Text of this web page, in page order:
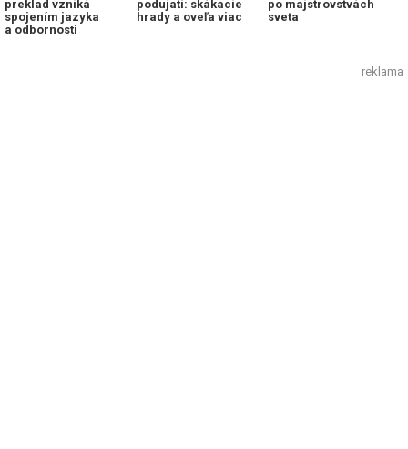
preklad vzniká
spojením jazyka
a odbornosti
podujatí: skákacie
hrady a oveľa viac
po majstrovstvách
sveta
reklama